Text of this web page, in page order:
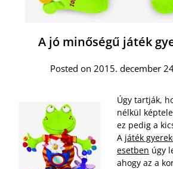
A jó minőségű játék
Posted on 2015. december
Úgy tartják,
nélkül
ez pedig a
A játék
esetben úgy
ahogy az a